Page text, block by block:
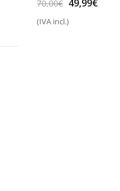
70,00€
original
49,99€
(IVA incl.)Seleccionar opciones